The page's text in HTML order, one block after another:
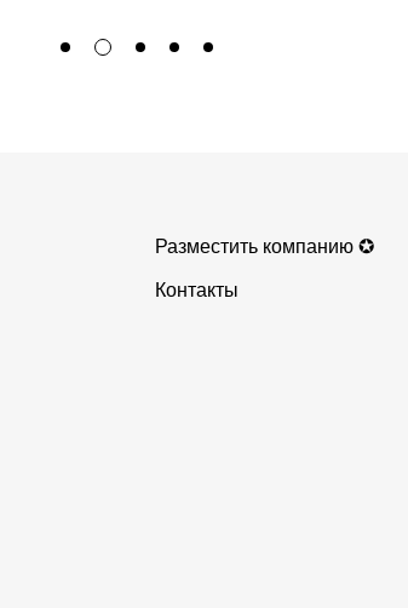
Разместить компанию ✪
Контакты